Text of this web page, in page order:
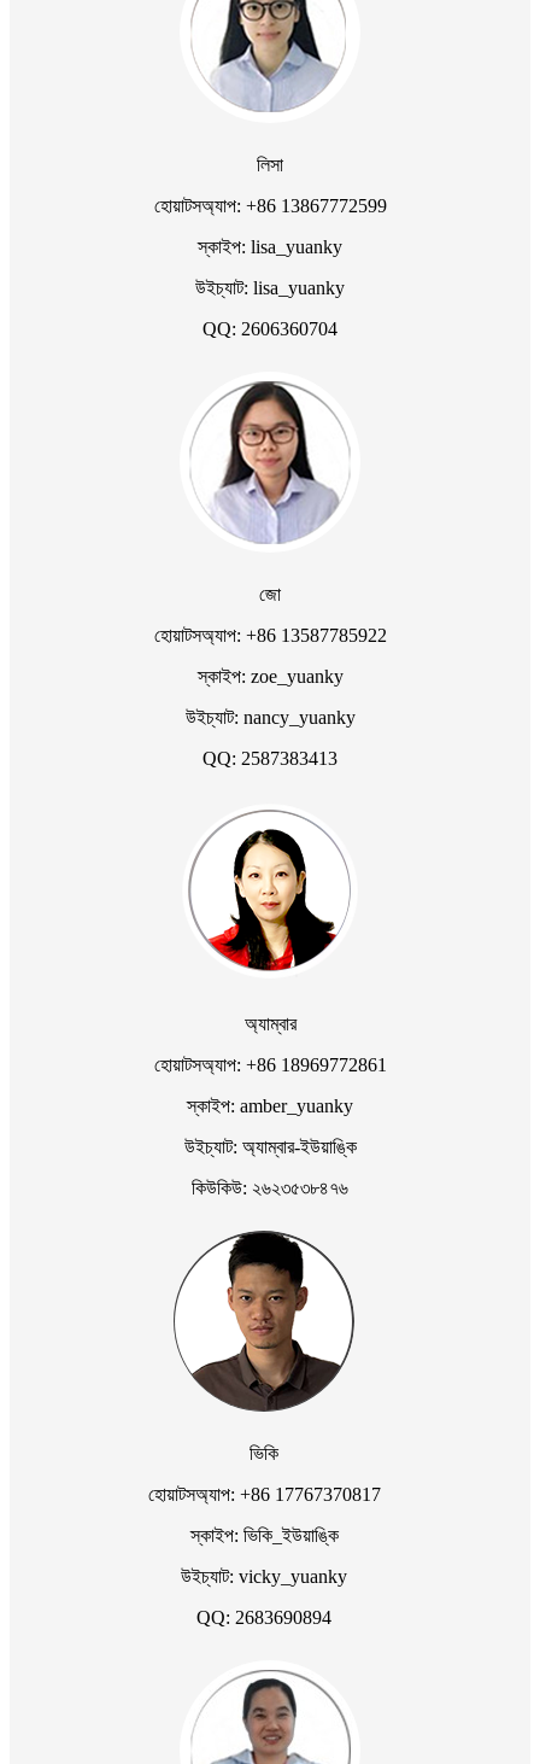
লিসা
হোয়াটসঅ্যাপ: +86 13867772599
স্কাইপ: lisa_yuanky
উইচ্যাট: lisa_yuanky
QQ: 2606360704
জো
হোয়াটসঅ্যাপ: +86 13587785922
স্কাইপ: zoe_yuanky
উইচ্যাট: nancy_yuanky
QQ: 2587383413
অ্যাম্বার
হোয়াটসঅ্যাপ: +86 18969772861
স্কাইপ: amber_yuanky
উইচ্যাট: অ্যাম্বার-ইউয়াঙ্কি
কিউকিউ: ২৬২৩৫৩৮৪৭৬
ভিকি
হোয়াটসঅ্যাপ: +86 17767370817
স্কাইপ: ভিকি_ইউয়াঙ্কি
উইচ্যাট: vicky_yuanky
QQ: 2683690894